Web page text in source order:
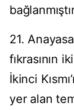
21.
fıkrasının
İkinci
yer alan